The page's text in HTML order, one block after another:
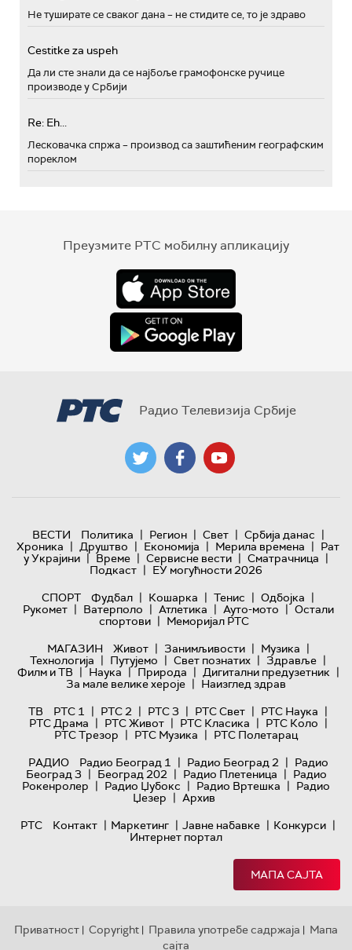
Не туширате се сваког дана – не стидите се, то је здраво
Cestitke za uspeh
Да ли сте знали да се најбоље грамофонске ручице
производе у Србији
Re: Eh...
Лесковачка спржа – производ са заштићеним географским
пореклом
Преузмите РТС мобилну апликацију
Радио Телевизија Србије
ВЕСТИ Политика | Регион | Свет | Србија данас |
Хроника | Друштво | Економија | Мерила времена | Рат
у Украјини | Време | Сервисне вести | Сматрачница |
Подкаст | ЕУ могућности 2026
СПОРТ
Фудбал | Кошарка | Тенис | Одбојка |
Рукомет | Ватерполо | Атлетика | Ауто-мото | Остали
спортови | Меморијал РТС
МАГАЗИН
Живот | Занимљивости | Музика |
Технологијa | Путујемо | Свет познатих | Здравље |
Филм и ТВ | Наука | Природа | Дигитални предузетник |
За мале велике хероје | Наизглед здрав
ТВ
РТС 1 | РТС 2 | РТС 3 | РТС Свет | РТС Наука |
РТС Драма | РТС Живот | РТС Класика | РТС Коло |
РТС Трезор | РТС Музика | РТС Полетарац
РАДИО
Радио Београд 1 | Радио Београд 2 | Радио
Београд 3 | Београд 202 | Радио Плетеница | Радио
Рокенролер | Радио Џубокс | Радио Вртешка | Радио
Џезер | Архив
РТС
Контакт | Маркетинг | Јавне набавке | Конкурси |
Интернет портал
МАПА САЈТА
Приватност | Copyright | Правила употребе садржаја | Мапа
сајта